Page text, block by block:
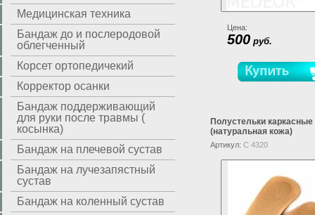
Цена:
500 руб.
Полустельки каркасные
(натуральная кожа)
Артикул: C 4320
Медицинская техника
Бандаж до и послеродовой
облегченный
Корсет ортопедичекий
Корректор осанки
Бандаж поддерживающий
для руки после травмы (
косынка)
Бандаж на плечевой сустав
Бандаж на лучезапястный
сустав
Бандаж на коленный сустав